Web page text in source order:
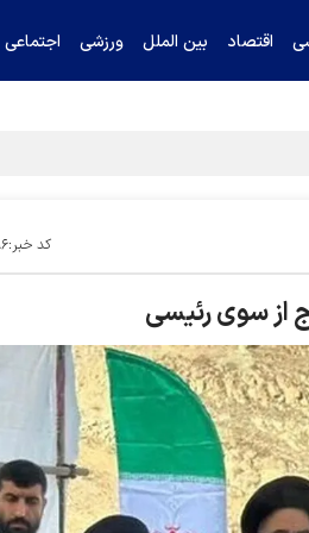
اقتصاد بین الملل ورزشی اجتماعی
را تکذیب کرد
کد خبر:۸۷۸۴۸۶
از سوی رئیسی